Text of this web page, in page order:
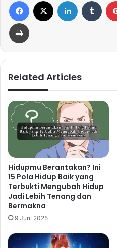
Related Articles
Hidupmu Berantakan? Ini
15 Pola Hidup Baik yang
Terbukti Mengubah Hidup
Jadi Lebih Tenang dan
Bermakna
9 Juni 2025